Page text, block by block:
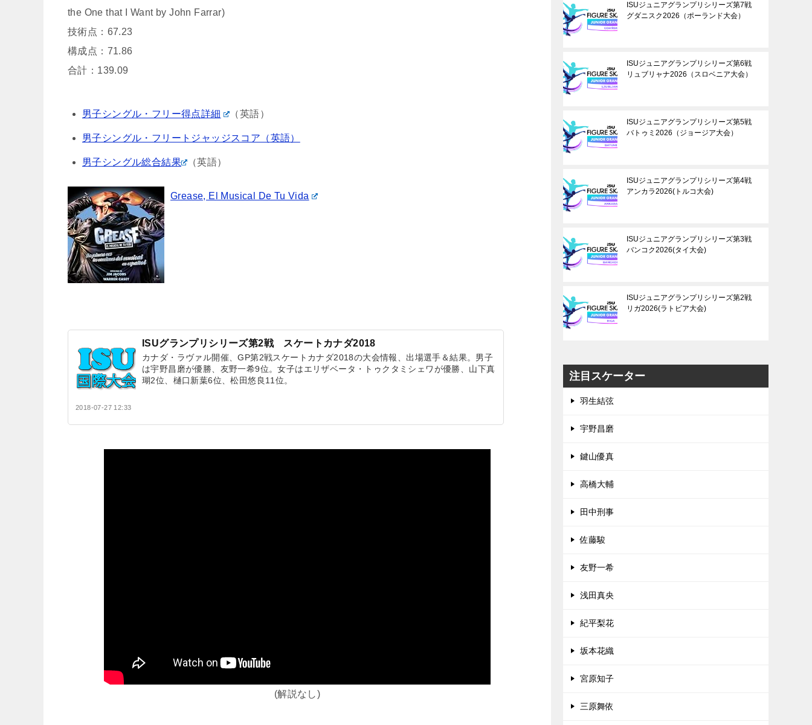
the One that I Want by John Farrar)
技術点：67.23
構成点：71.86
合計：139.09
男子シングル・フリー得点詳細 （英語）
男子シングル・フリートジャッジスコア（英語）
男子シングル総合結果 （英語）
Grease, El Musical De Tu Vida
ISUグランプリシリーズ第2戦 スケートカナダ2018
カナダ・ラヴァル開催、GP第2戦スケートカナダ2018の大会情報、出場選手＆結果。男子
は宇野昌磨が優勝、友野一希9位。女子はエリザベータ・トゥクタミシェワが優勝、山下真
瑚2位、樋口新葉6位、松田悠良11位。
2018-07-27 12:33
(解説なし)
ISUジュニアグランプリシリーズ第7戦
グダニスク2026（ポーランド大会）
ISUジュニアグランプリシリーズ第6戦
リュブリャナ2026（スロベニア大会）
ISUジュニアグランプリシリーズ第5戦
バトゥミ2026（ジョージア大会）
ISUジュニアグランプリシリーズ第4戦
アンカラ2026(トルコ大会)
ISUジュニアグランプリシリーズ第3戦
バンコク2026(タイ大会)
ISUジュニアグランプリシリーズ第2戦
リガ2026(ラトビア大会)
注目スケーター
羽生結弦
宇野昌磨
鍵山優真
高橋大輔
田中刑事
佐藤駿
友野一希
浅田真央
紀平梨花
坂本花織
宮原知子
三原舞依